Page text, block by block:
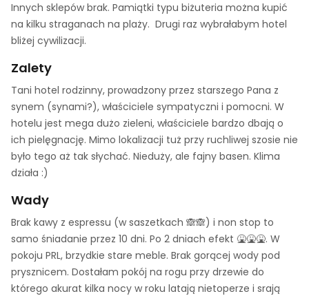
Innych sklepów brak. Pamiątki typu biżuteria można kupić
na kilku straganach na plaży. Drugi raz wybrałabym hotel
bliżej cywilizacji.
Zalety
Tani hotel rodzinny, prowadzony przez starszego Pana z
synem (synami?), właściciele sympatyczni i pomocni. W
hotelu jest mega dużo zieleni, właściciele bardzo dbają o
ich pielęgnację. Mimo lokalizacji tuż przy ruchliwej szosie nie
było tego aż tak słychać. Nieduży, ale fajny basen. Klima
działa :)
Wady
Brak kawy z espressu (w saszetkach 🙈🙈) i non stop to
samo śniadanie przez 10 dni. Po 2 dniach efekt 🤮🤮🤮. W
pokoju PRL, brzydkie stare meble. Brak gorącej wody pod
prysznicem. Dostałam pokój na rogu przy drzewie do
którego akurat kilka nocy w roku latają nietoperze i srają